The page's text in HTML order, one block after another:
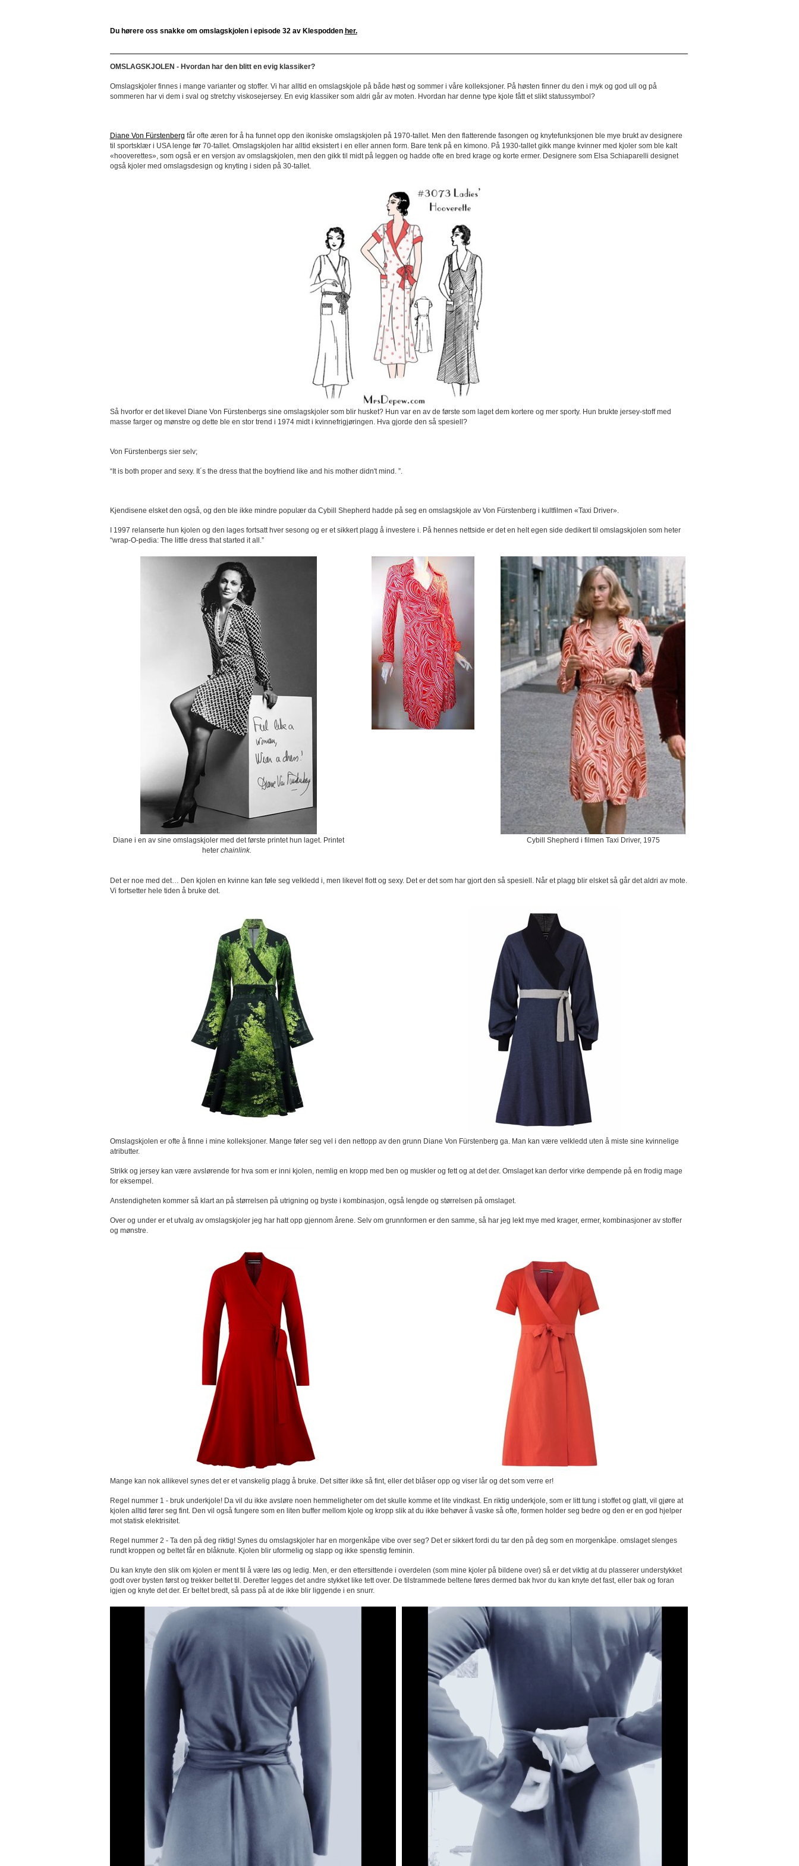
Du hørere oss snakke om omslagskjolen i episode 32 av Klespodden her.
OMSLAGSKJOLEN - Hvordan har den blitt en evig klassiker?
Omslagskjoler finnes i mange varianter og stoffer. Vi har alltid en omslagskjole på både høst og sommer i våre kolleksjoner. På høsten finner du den i myk og god ull og på
sommeren har vi dem i sval og stretchy viskosejersey. En evig klassiker som aldri går av moten. Hvordan har denne type kjole fått et slikt statussymbol?
Diane Von Fürstenberg får ofte æren for å ha funnet opp den ikoniske omslagskjolen på 1970-tallet. Men den flatterende fasongen og knytefunksjonen ble mye brukt av designere
til sportsklær i USA lenge før 70-tallet. Omslagskjolen har alltid eksistert i en eller annen form. Bare tenk på en kimono. På 1930-tallet gikk mange kvinner med kjoler som ble kalt
«hooverettes», som også er en versjon av omslagskjolen, men den gikk til midt på leggen og hadde ofte en bred krage og korte ermer. Designere som Elsa Schiaparelli designet
også kjoler med omslagsdesign og knyting i siden på 30-tallet.
Så hvorfor er det likevel Diane Von Fürstenbergs sine omslagskjoler som blir husket? Hun var en av de første som laget dem kortere og mer sporty. Hun brukte jersey-stoff med
masse farger og mønstre og dette ble en stor trend i 1974 midt i kvinnefrigjøringen. Hva gjorde den så spesiell?
Von Fürstenbergs sier selv;
“It is both proper and sexy. It´s the dress that the boyfriend like and his mother didn't mind. ”.
Kjendisene elsket den også, og den ble ikke mindre populær da Cybill Shepherd hadde på seg en omslagskjole av Von Fürstenberg i kultfilmen «Taxi Driver».
I 1997 relanserte hun kjolen og den lages fortsatt hver sesong og er et sikkert plagg å investere i. På hennes nettside er det en helt egen side dedikert til omslagskjolen som heter
“wrap-O-pedia: The little dress that started it all.”
Diane i en av sine omslagskjoler med det første printet hun laget. Printet
heter chainlink.
Cybill Shepherd i filmen Taxi Driver, 1975
Det er noe med det… Den kjolen en kvinne kan føle seg velkledd i, men likevel flott og sexy. Det er det som har gjort den så spesiell. Når et plagg blir elsket så går det aldri av mote.
Vi fortsetter hele tiden å bruke det.
Omslagskjolen er ofte å finne i mine kolleksjoner. Mange føler seg vel i den nettopp av den grunn Diane Von Fürstenberg ga. Man kan være velkledd uten å miste sine kvinnelige
atributter.
Strikk og jersey kan være avslørende for hva som er inni kjolen, nemlig en kropp med ben og muskler og fett og at det der. Omslaget kan derfor virke dempende på en frodig mage
for eksempel.
Anstendigheten kommer så klart an på størrelsen på utrigning og byste i kombinasjon, også lengde og størrelsen på omslaget.
Over og under er et utvalg av omslagskjoler jeg har hatt opp gjennom årene. Selv om grunnformen er den samme, så har jeg lekt mye med krager, ermer, kombinasjoner av stoffer
og mønstre.
Mange kan nok allikevel synes det er et vanskelig plagg å bruke. Det sitter ikke så fint, eller det blåser opp og viser lår og det som verre er!
Regel nummer 1 - bruk underkjole! Da vil du ikke avsløre noen hemmeligheter om det skulle komme et lite vindkast. En riktig underkjole, som er litt tung i stoffet og glatt, vil gjøre at
kjolen alltid fører seg fint. Den vil også fungere som en liten buffer mellom kjole og kropp slik at du ikke behøver å vaske så ofte, formen holder seg bedre og den er en god hjelper
mot statisk elektrisitet.
Regel nummer 2 - Ta den på deg riktig! Synes du omslagskjoler har en morgenkåpe vibe over seg? Det er sikkert fordi du tar den på deg som en morgenkåpe. omslaget slenges
rundt kroppen og beltet får en blåknute. Kjolen blir uformelig og slapp og ikke spenstig feminin.
Du kan knyte den slik om kjolen er ment til å være løs og ledig. Men, er den ettersittende i overdelen (som mine kjoler på bildene over) så er det viktig at du plasserer understykket
godt over bysten først og trekker beltet til. Deretter legges det andre stykket like tett over. De tilstrammede beltene føres dermed bak hvor du kan knyte det fast, eller bak og foran
igjen og knyte det der. Er beltet bredt, så pass på at de ikke blir liggende i en snurr.